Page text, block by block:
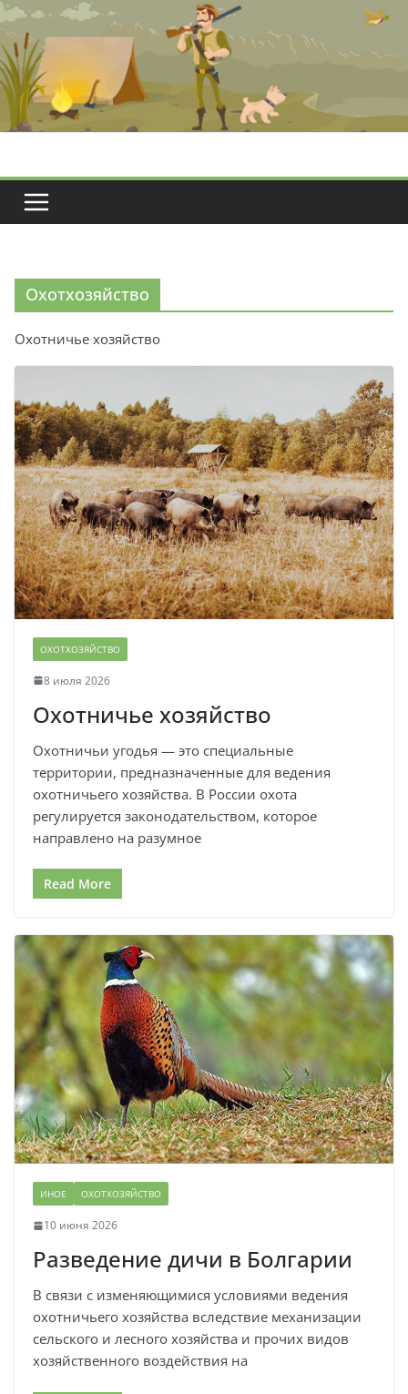
Перейти
содержимому
Охотхозяйство
Охотничье хозяйство
ОХОТХОЗЯЙСТВО
8 июля 2026
Охотничье хозяйство
Охотничьи угодья — это специальные
территории, предназначенные для ведения
охотничьего хозяйства. В России охота
регулируется законодательством, которое
направлено на разумное
Read More
ИНОЕ ОХОТХОЗЯЙСТВО
10 июня 2026
Разведение дичи в Болгарии
В связи с изменяющимися условиями ведения
охотничьего хозяйства вследствие механизации
сельского и лесного хозяйства и прочих видов
хозяйственного воздействия на